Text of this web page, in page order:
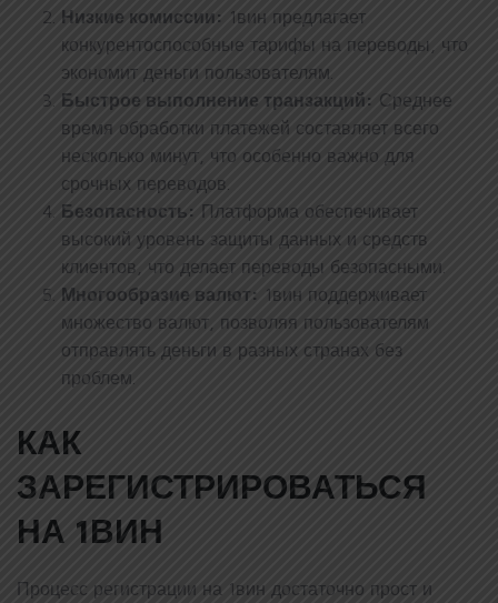
Низкие комиссии: 1вин предлагает
конкурентоспособные тарифы на переводы, что
экономит деньги пользователям.
Быстрое выполнение транзакций: Среднее
время обработки платежей составляет всего
несколько минут, что особенно важно для
срочных переводов.
Безопасность:
Платформа обеспечивает
высокий уровень защиты данных и средств
клиентов, что делает переводы безопасными.
Многообразие валют: 1вин поддерживает
множество валют, позволяя пользователям
отправлять деньги в разных странах без
проблем.
КАК
ЗАРЕГИСТРИРОВАТЬСЯ
НА 1ВИН
Процесс регистрации на 1вин достаточно прост и